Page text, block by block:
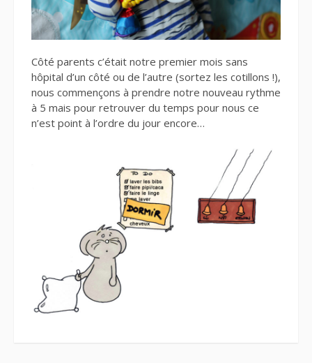
Côté parents c’était notre premier mois sans
hôpital d’un côté ou de l’autre (sortez les cotillons !),
nous commençons à prendre notre nouveau rythme
à 5 mais pour retrouver du temps pour nous ce
n’est point à l’ordre du jour encore…